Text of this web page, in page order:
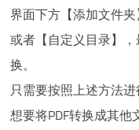
界面下方【添加文件夹
或者【自定义目录】
换。
只需要按照上述方法
想要将PDF转换成其